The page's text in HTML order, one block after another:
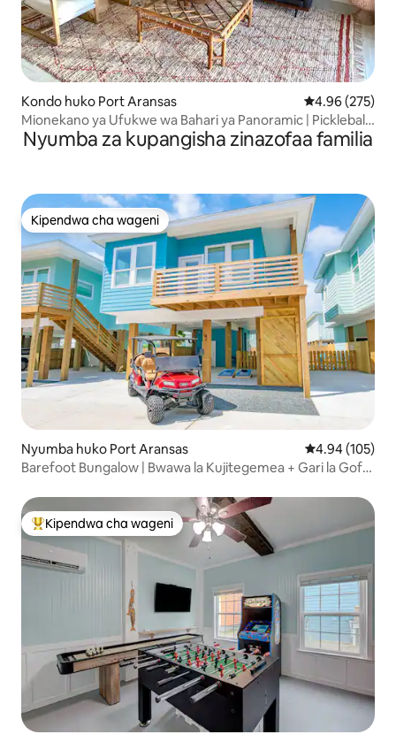
Kondo huko Port Aransas Ukadiriaji wa
4.96 (275)
Mionekano ya Ufukwe wa Bahari ya Panoramic | Pickleball
+ Bwawa
Nyumba za kupangisha zinazofaa familia
Kipendwa cha wageni
Kipendwa cha wageni
Nyumba huko Port Aransas Ukadiriaji wa
4.94 (105)
Barefoot Bungalow | Bwawa la Kujitegemea + Gari la Gofu
Kipendwa maarufu cha wageni
Kipendwa cha wageni